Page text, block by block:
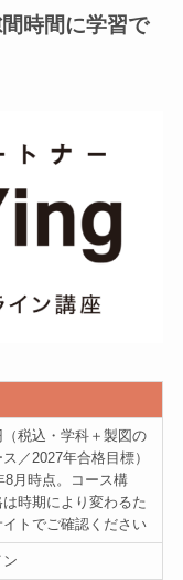
時間に学習で
（税込・学科＋製図の
／2027年合格目標）
月時点。コース構
は時期により変わるた
イトでご確認ください
ン